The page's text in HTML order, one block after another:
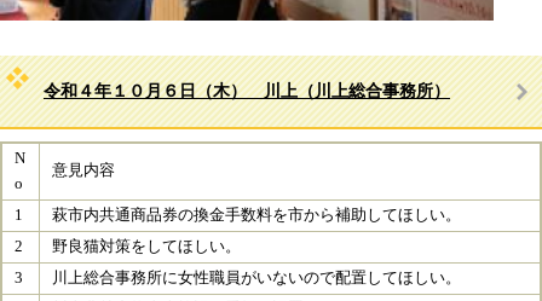
令和４年１０月６日（木） 川上（川上総合事務所）
N
o
意見内容
1
萩市内共通商品券の換金手数料を市から補助してほしい。​
2
野良猫対策をしてほしい。​
3
川上総合事務所に女性職員がいないので配置してほしい。​